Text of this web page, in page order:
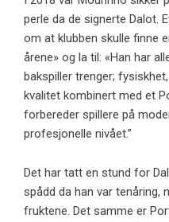
perle da de signerte Dalot.
om at klubben skulle finne
årene» og la til: «Han har
bakspiller trenger;
kvalitet kombinert med et
forbereder spillere på
profesjonelle nivået.”
Det har tatt en stund for
spådd da han var tenåring,
fruktene. Det samme er